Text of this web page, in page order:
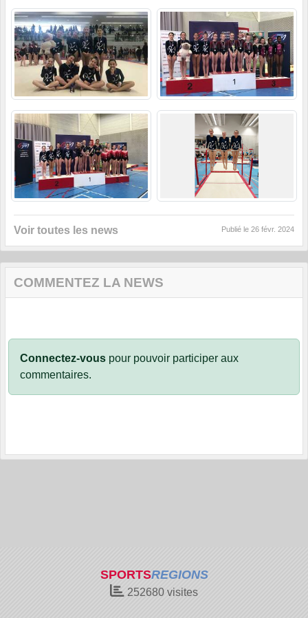
Voir toutes les news Publié le 26 févr. 2024
COMMENTEZ LA NEWS
Connectez-vous pour pouvoir participer aux
commentaires.
SPORTSREGIONS
252680 visites